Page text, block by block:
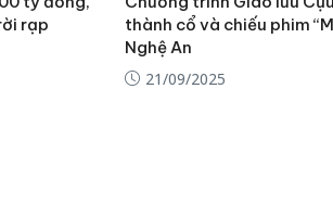
rạp
thành cổ và chiếu phim
Nghệ An
21/09/2025